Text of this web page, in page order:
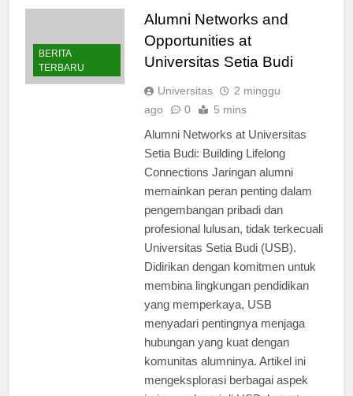
BERITA
Alumni Networks and
Opportunities at
Universitas
2 minggu
Alumni Networks at Universitas
Setia Budi: Building Lifelong
Connections Jaringan alumni
memainkan peran penting dalam
pengembangan pribadi dan
profesional lulusan, tidak terkecuali
Universitas Setia Budi (USB).
Didirikan dengan komitmen untuk
membina lingkungan pendidikan
yang memperkaya, USB
menyadari pentingnya menjaga
hubungan yang kuat dengan
komunitas alumninya. Artikel ini